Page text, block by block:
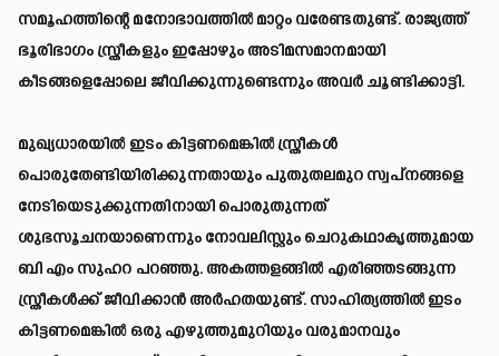
സമൂഹത്തിന്റെ മനോഭാവത്തില്‍ മാറ്റം വരേണ്ടതുണ്ട്. രാജ്യത്ത്
ഭൂരിഭാഗം സ്ത്രീകളും ഇപ്പോഴും അടിമസമാനമായി
കീടങ്ങളെപ്പോലെ ജീവിക്കുന്നുണ്ടെന്നും അവര്‍ ചൂണ്ടിക്കാട്ടി.
മുഖ്യധാരയില്‍ ഇടം കിട്ടണമെങ്കില്‍ സ്ത്രീകള്‍
പൊരുതേണ്ടിയിരിക്കുന്നതായും പുതുതലമുറ സ്വപ്‌നങ്ങളെ
നേടിയെടുക്കുന്നതിനായി പൊരുതുന്നത്
ശുഭസൂചനയാണെന്നും നോവലിസ്റ്റും ചെറുകഥാകൃത്തുമായ
ബി എം സുഹറ പറഞ്ഞു. അകത്തളങ്ങില്‍ എരിഞ്ഞടങ്ങുന്ന
സ്ത്രീകള്‍ക്ക് ജീവിക്കാന്‍ അര്‍ഹതയുണ്ട്. സാഹിത്യത്തില്‍ ഇടം
കിട്ടണമെങ്കില്‍ ഒരു എഴുത്തുമുറിയും വരുമാനവും